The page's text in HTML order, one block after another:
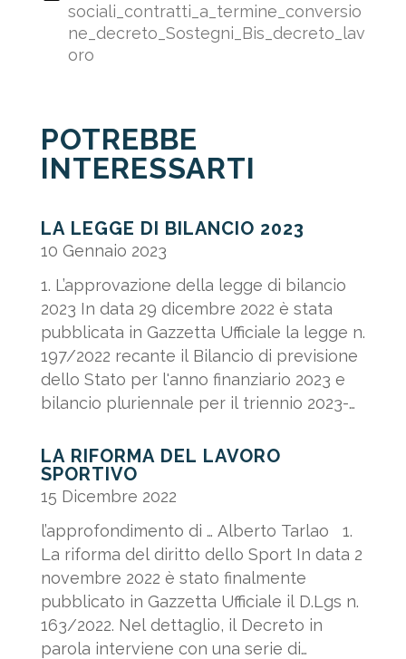
sociali_contratti_a_termine_conversio
ne_decreto_Sostegni_Bis_decreto_lav
oro
POTREBBE
INTERESSARTI
LA LEGGE DI BILANCIO 2023
10 Gennaio 2023
1. L’approvazione della legge di bilancio
2023 In data 29 dicembre 2022 è stata
pubblicata in Gazzetta Ufficiale la legge n.
197/2022 recante il Bilancio di previsione
dello Stato per l'anno finanziario 2023 e
bilancio pluriennale per il triennio 2023-
LA RIFORMA DEL LAVORO
SPORTIVO
15 Dicembre 2022
l’approfondimento di … Alberto Tarlao 1.
La riforma del diritto dello Sport In data 2
novembre 2022 è stato finalmente
pubblicato in Gazzetta Ufficiale il D.Lgs n.
163/2022. Nel dettaglio, il Decreto in
parola interviene con una serie di